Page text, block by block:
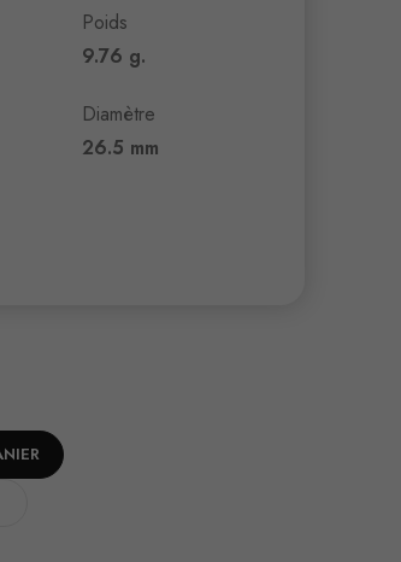
Poids
9.76 g.
Diamètre
26.5 mm